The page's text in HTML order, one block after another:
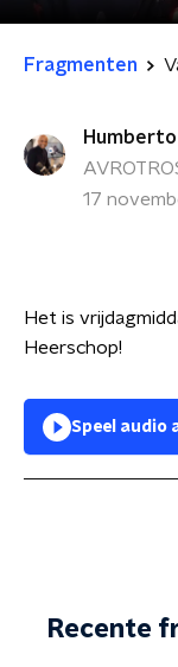
Fragmenten
Humberto
17
Het is
Heerschop!
Speel audio
Recente